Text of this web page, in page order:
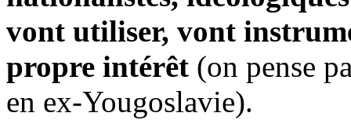
vont utiliser, vont
propre intérêt (on pense
en ex-Yougoslavie).